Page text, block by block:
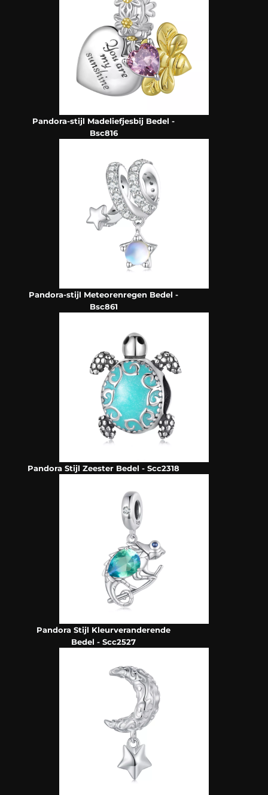
Pandora-stijl Madeliefjesbij Bedel -
Bsc816
Pandora-stijl Meteorenregen Bedel -
Bsc861
Pandora Stijl Zeester Bedel - Scc2318
Pandora Stijl Kleurveranderende
Bedel - Scc2527